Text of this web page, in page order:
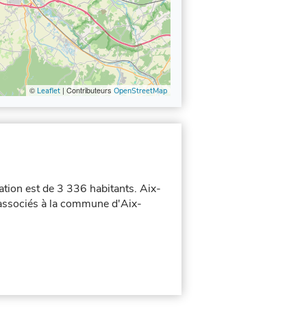
© Leaflet | Contributeurs OpenStreetMap
est de 3 336 habitants. Aix-
à la commune d'Aix-